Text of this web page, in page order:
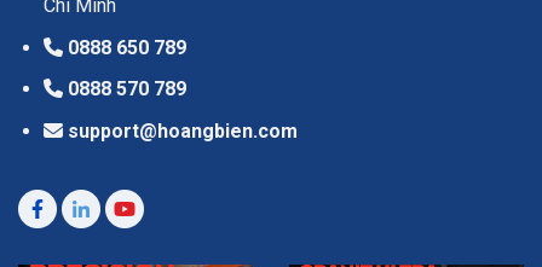
Chí Minh
0888 650 789
0888 570 789
support@hoangbien.com